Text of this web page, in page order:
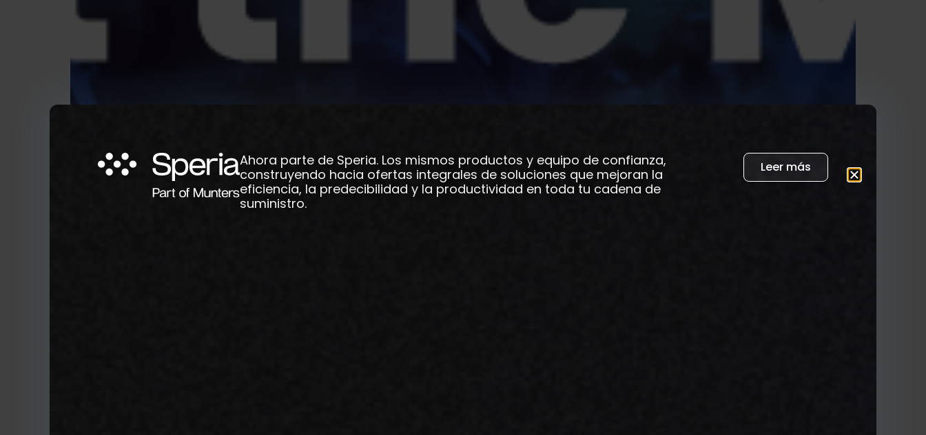
Ahora parte de Speria. Los mismos productos y equipo de confianza,
construyendo hacia ofertas integrales de soluciones que mejoran la
eficiencia, la predecibilidad y la productividad en toda tu cadena de
suministro.
Leer más